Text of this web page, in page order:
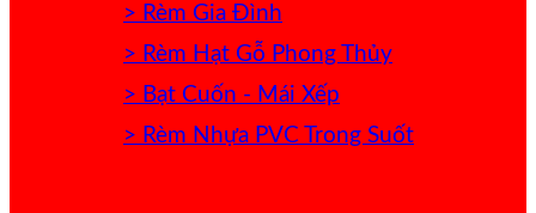
> Rèm Gia Đình
> Rèm Hạt Gỗ Phong Thủy
> Bạt Cuốn - Mái Xếp
> Rèm Nhựa PVC Trong Suốt